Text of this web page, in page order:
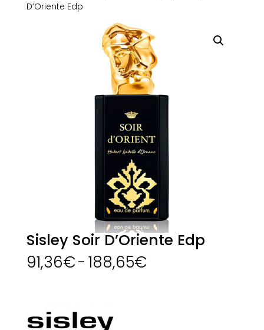
D’Oriente Edp
Sisley Soir D’Oriente Edp
91,36€-188,65€Rango